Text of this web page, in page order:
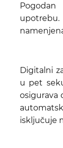
Digitalni
u pet
osigurava
isključuje